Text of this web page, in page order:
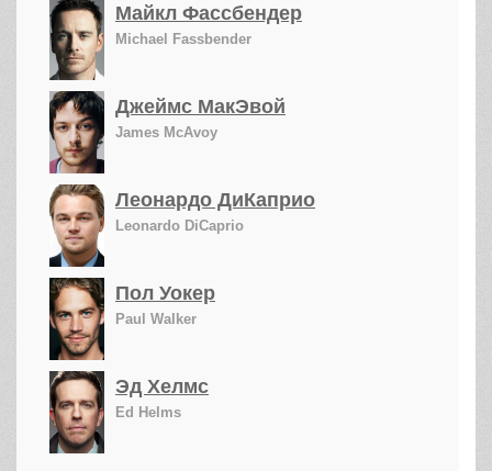
Майкл Фассбендер
Michael Fassbender
Джеймс МакЭвой
James McAvoy
Леонардо ДиКаприо
Leonardo DiCaprio
Пол Уокер
Paul Walker
Эд Хелмс
Ed Helms